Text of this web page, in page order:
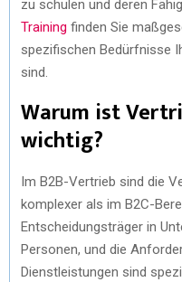
zu schulen und deren
Training finden Sie
spezifischen Bedürfnisse
sind.
Warum ist
wichtig?
Im B2B-Vertrieb sind die
komplexer als im B2C-
Entscheidungsträger in
Personen, und die
Dienstleistungen sind